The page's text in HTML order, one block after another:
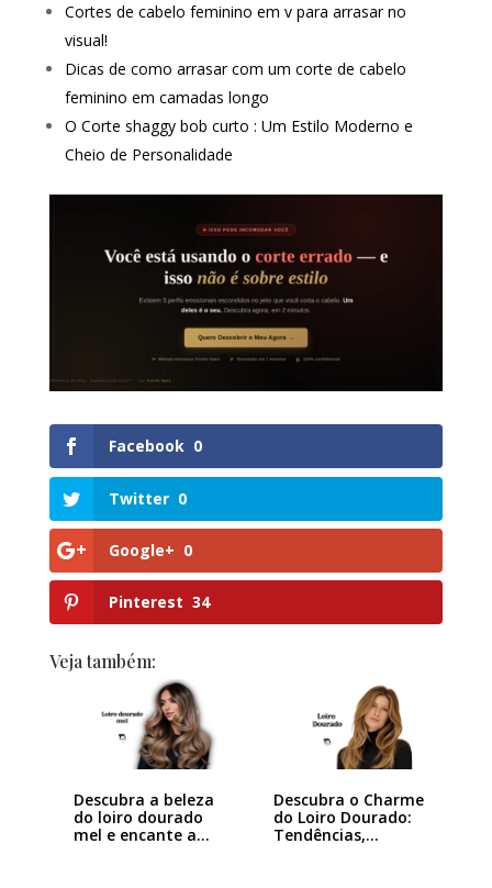
Cortes de cabelo feminino em v para arrasar no
visual!
Dicas de como arrasar com um corte de cabelo
feminino em camadas longo
O Corte shaggy bob curto : Um Estilo Moderno e
Cheio de Personalidade
Facebook 0
Twitter 0
Google+ 0
Pinterest 34
Veja também:
Descubra a beleza
do loiro dourado
mel e encante a…
Descubra o Charme
do Loiro Dourado:
Tendências,…